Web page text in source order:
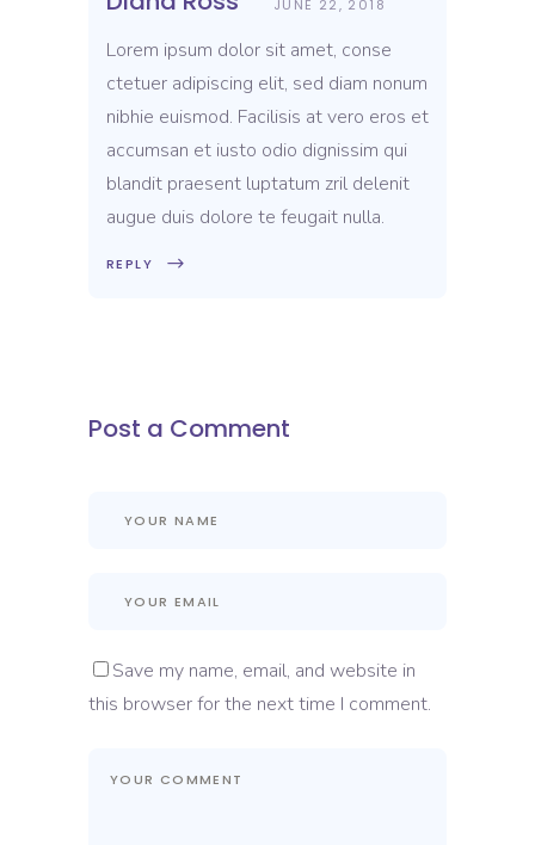
JUNE 22, 2018
Lorem ipsum dolor sit amet, conse
ctetuer adipiscing elit, sed diam nonum
nibhie euismod. Facilisis at vero eros et
accumsan et iusto odio dignissim qui
blandit praesent luptatum zril delenit
augue duis dolore te feugait nulla.
REPLY
Post a Comment
Save my name, email, and website in
this browser for the next time I comment.